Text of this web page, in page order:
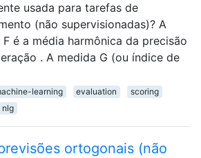
usada para tarefas de
(não supervisionadas)? A
F é a média harmônica da precisão
. A medida G (ou índice de
learning evaluation
scoring
nlg
ortogonais (não